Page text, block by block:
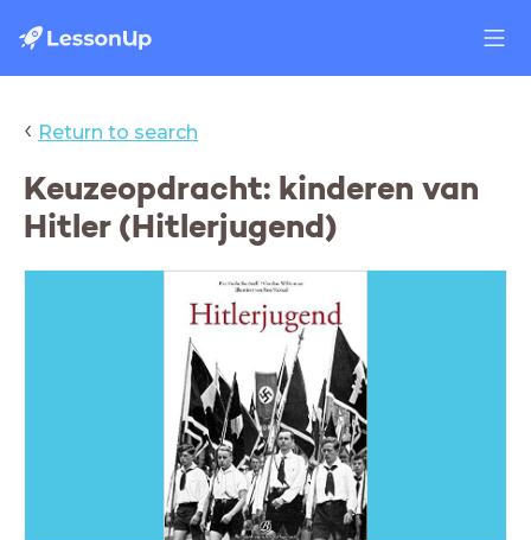
‹ Return to search
Keuzeopdracht: kinderen van
Hitler (Hitlerjugend)